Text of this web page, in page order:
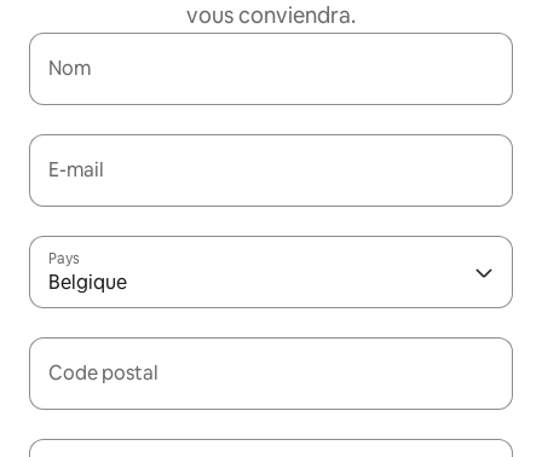
vous conviendra.
Nom
E-mail
Pays
Belgique
Code postal